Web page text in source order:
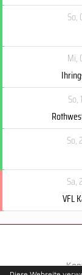
So,
Mi,
So,
So,
Sa,
VFL